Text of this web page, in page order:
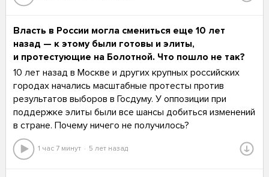
Власть в России могла смениться еще 10 лет
назад — к этому были готовы и элиты,
и протестующие на Болотной. Что пошло не так?
10 лет назад в Москве и других крупных российских
городах начались масштабные протесты против
результатов выборов в Госдуму. У оппозиции при
поддержке элиты были все шансы добиться изменений
в стране. Почему ничего не получилось?
1 час 7 минут 5 лет назад